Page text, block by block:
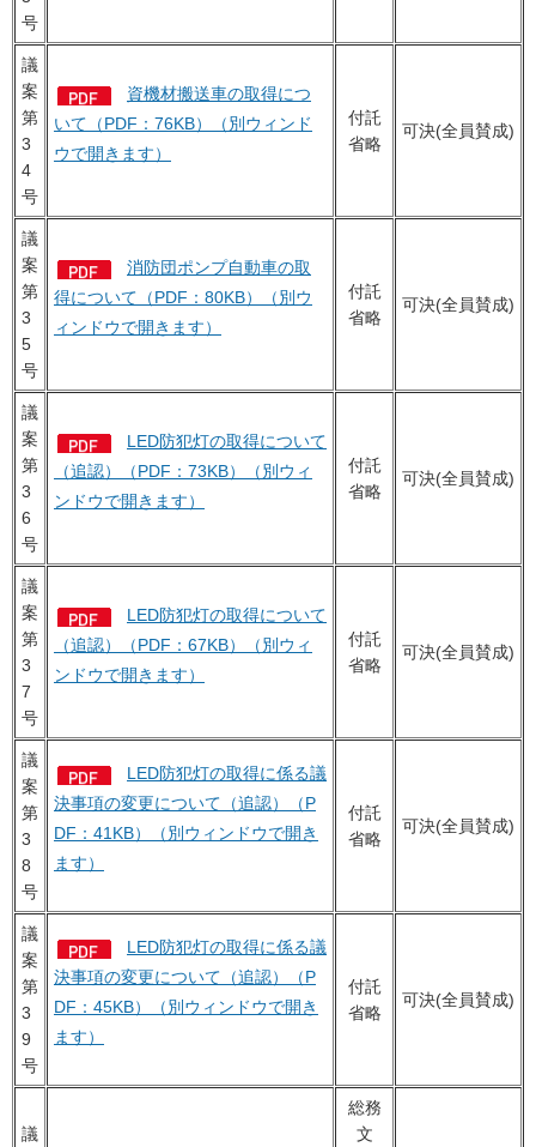
号
議
案
第
3
4
号
資機材搬送車の取得につ
いて（PDF：76KB）（別ウィンド
ウで開きます）
付託
省略
可決(全員賛成)
議
案
第
3
5
号
消防団ポンプ自動車の取
得について（PDF：80KB）（別ウ
ィンドウで開きます）
付託
省略
可決(全員賛成)
議
案
第
3
6
号
LED防犯灯の取得について
（追認）（PDF：73KB）（別ウィ
ンドウで開きます）
付託
省略
可決(全員賛成)
議
案
第
3
7
号
LED防犯灯の取得について
（追認）（PDF：67KB）（別ウィ
ンドウで開きます）
付託
省略
可決(全員賛成)
議
案
第
3
8
号
LED防犯灯の取得に係る議
決事項の変更について（追認）（P
DF：41KB）（別ウィンドウで開き
ます）
付託
省略
可決(全員賛成)
議
案
第
3
9
号
LED防犯灯の取得に係る議
決事項の変更について（追認）（P
DF：45KB）（別ウィンドウで開き
ます）
付託
省略
可決(全員賛成)
議
総務
文